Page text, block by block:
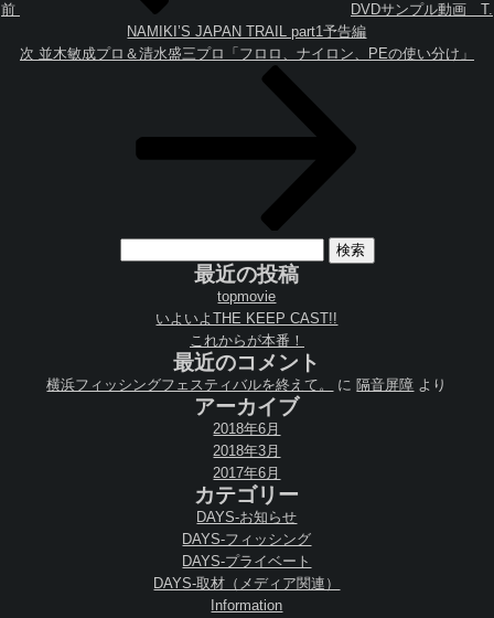
ョ
前
DVDサンプル動画 T.
NAMIKI’S JAPAN TRAIL part1予告編
次
次 並木敏成プロ＆清水盛三プロ「フロロ、ナイロン、PEの使い分け」
最近の投稿
topmovie
いよいよTHE KEEP CAST!!
これからが本番！
最近のコメント
横浜フィッシングフェスティバルを終えて。 に 隔音屏障 より
アーカイブ
2018年6月
2018年3月
2017年6月
カテゴリー
DAYS-お知らせ
DAYS-フィッシング
DAYS-プライベート
DAYS-取材（メディア関連）
Information